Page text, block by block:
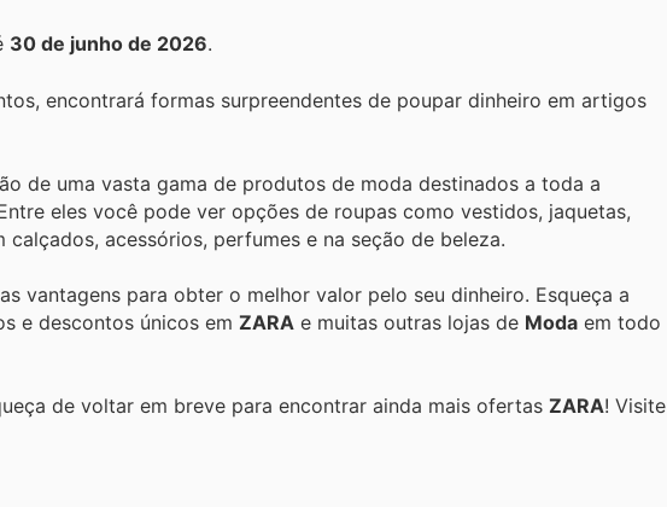
30 de junho de 2026.
encontrará formas surpreendentes de poupar dinheiro em artigos
de uma vasta gama de produtos de moda destinados a toda a
eles você pode ver opções de roupas como vestidos, jaquetas,
acessórios, perfumes e na seção de beleza.
vantagens para obter o melhor valor pelo seu dinheiro. Esqueça a
e descontos únicos em ZARA e muitas outras lojas de Moda em todo
de voltar em breve para encontrar ainda mais ofertas ZARA ! Visite